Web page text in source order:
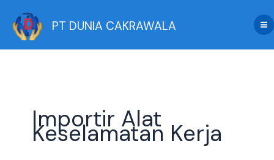
content
PT DUNIA CAKRAWALA
Importir Alat
Keselamatan Kerja